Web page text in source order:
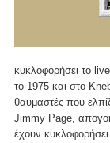
κυκλοφορήσει το
το 1975 και στο
θαυμαστές που
Jimmy Page,
έχουν